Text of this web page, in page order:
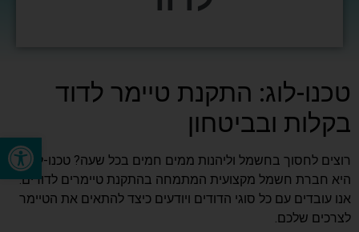
פתח סרגל נגישות
טכנו-לוג: התקנת טיימר לדוד
בקלות ובביטחון
רוצים לחסוך בחשמל וליהנות ממים חמים בכל שעה? טכנו-לוג
היא חברת חשמל מקצועית המתמחה בהתקנת טיימרים לדודים.
אנו עובדים עם כל סוגי הדודים ויודעים כיצד להתאים את הטיימר
לצרכים שלכם.